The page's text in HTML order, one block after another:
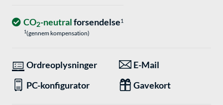
CO2-neutralforsendelse1
1(gennem kompensation)
Ordreoplysninger
E-Mail
PC-konfigurator
Gavekort